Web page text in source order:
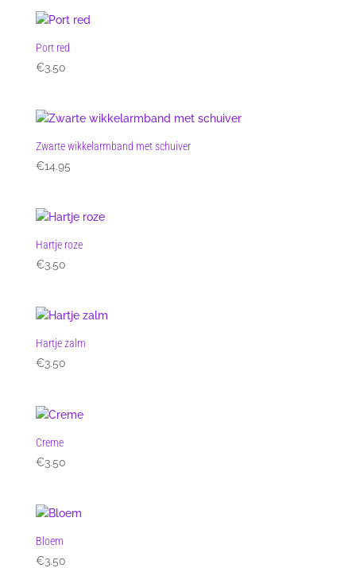
Port red
€3.50
Zwarte wikkelarmband met schuiver
€14.95
Hartje roze
€3.50
Hartje zalm
€3.50
Creme
€3.50
Bloem
€3.50